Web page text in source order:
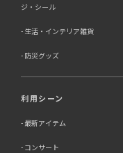
ジ・シール
生活・インテリア雑貨
防災グッズ
利用シーン
最新アイテム
コンサート